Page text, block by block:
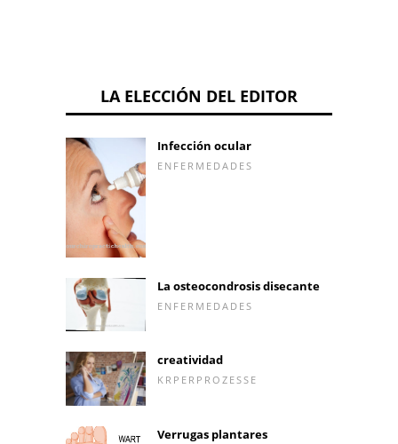
LA ELECCIÓN DEL EDITOR
Infección ocular
ENFERMEDADES
La osteocondrosis disecante
ENFERMEDADES
creatividad
KRPERPROZESSE
Verrugas plantares